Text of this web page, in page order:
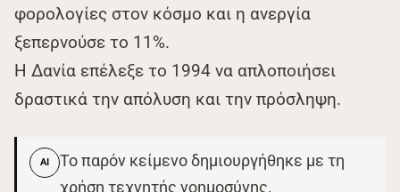
φορολογίες στον κόσμο και η ανεργία
ξεπερνούσε το 11%.
Η Δανία επέλεξε το 1994 να απλοποιήσει
δραστικά την απόλυση και την πρόσληψη.
AI
Το παρόν κείμενο δημιουργήθηκε με τη
χρήση τεχνητής νοημοσύνης.